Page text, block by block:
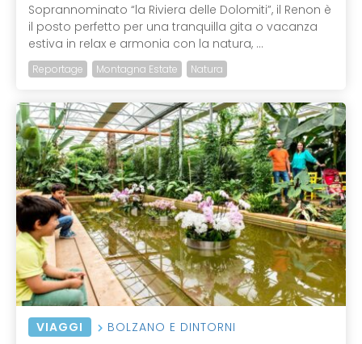
Soprannominato “la Riviera delle Dolomiti”, il Renon è
il posto perfetto per una tranquilla gita o vacanza
estiva in relax e armonia con la natura, ...
Reportage Montagna Estate Natura
VIAGGI BOLZANO E DINTORNI